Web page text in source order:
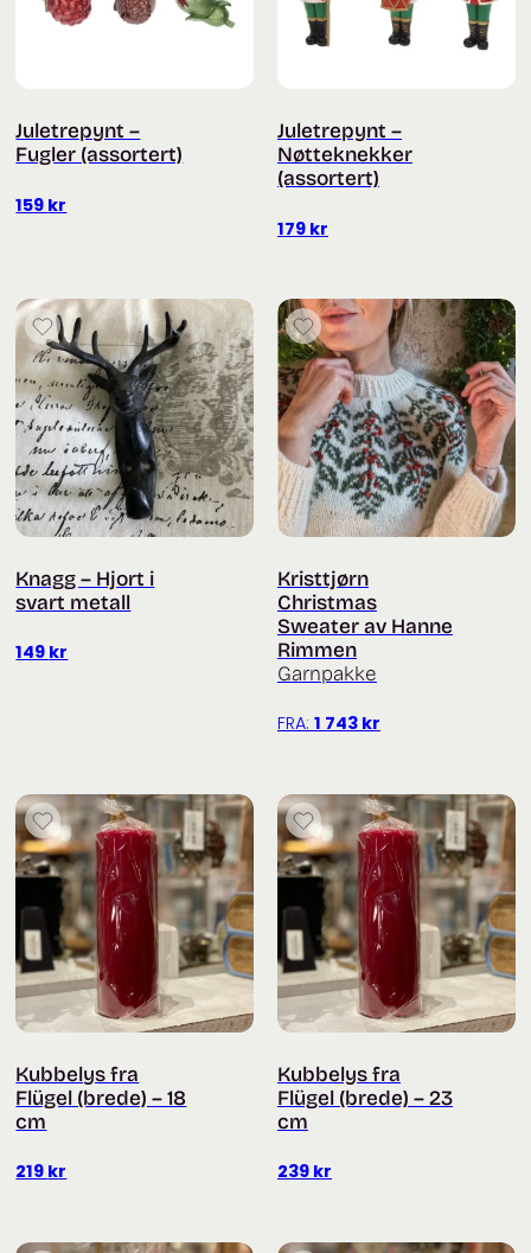
Juletrepynt –
Fugler (assortert)
159 kr
Juletrepynt –
Nøtteknekker
(assortert)
179 kr
Knagg – Hjort i
svart metall
149 kr
Kristtjørn
Christmas
Sweater av Hanne
Rimmen
Garnpakke
FRA: 1 743 kr
Kubbelys fra
Flügel (brede) – 18
cm
219 kr
Kubbelys fra
Flügel (brede) – 23
cm
239 kr